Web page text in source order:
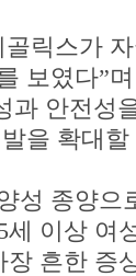
릭스가
보였다”
과 안전성
을 확대
성 종양으
이상 여
흔한 증